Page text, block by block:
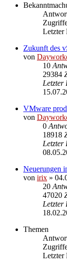
Letzter
Zukunft des
von
10
29384
Letzter
VMware
von
0
18918
Letzter
Neuerungen
von irix »
20
47020
Letzter
Themen
Letzter